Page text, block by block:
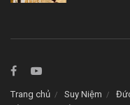
Trang chủ Suy Niệm